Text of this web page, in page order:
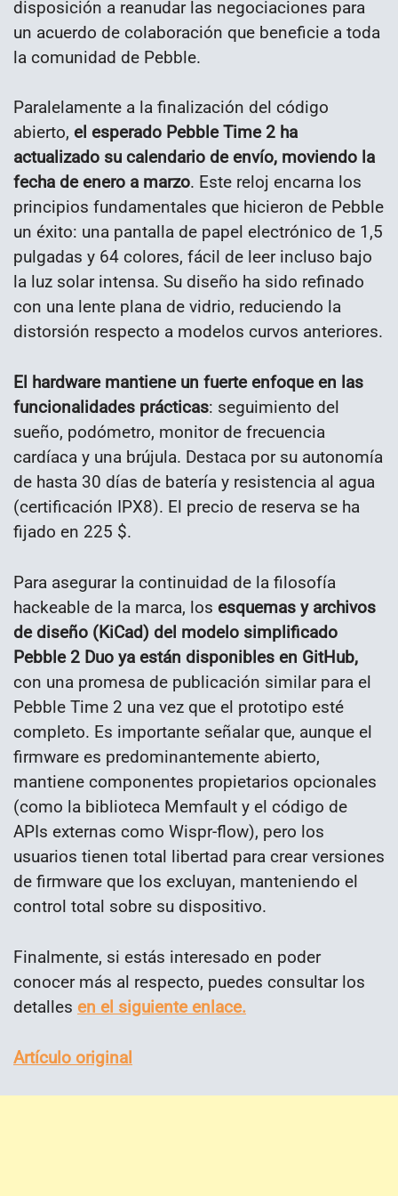
disposición a reanudar las negociaciones para
un acuerdo de colaboración que beneficie a toda
la comunidad de Pebble.
Paralelamente a la finalización del código
abierto, el esperado Pebble Time 2 ha
actualizado su calendario de envío, moviendo la
fecha de enero a marzo. Este reloj encarna los
principios fundamentales que hicieron de Pebble
un éxito: una pantalla de papel electrónico de 1,5
pulgadas y 64 colores, fácil de leer incluso bajo
la luz solar intensa. Su diseño ha sido refinado
con una lente plana de vidrio, reduciendo la
distorsión respecto a modelos curvos anteriores.
El hardware mantiene un fuerte enfoque en las
funcionalidades prácticas: seguimiento del
sueño, podómetro, monitor de frecuencia
cardíaca y una brújula. Destaca por su autonomía
de hasta 30 días de batería y resistencia al agua
(certificación IPX8). El precio de reserva se ha
fijado en 225 $.
Para asegurar la continuidad de la filosofía
hackeable de la marca, los esquemas y archivos
de diseño (KiCad) del modelo simplificado
Pebble 2 Duo ya están disponibles en GitHub,
con una promesa de publicación similar para el
Pebble Time 2 una vez que el prototipo esté
completo. Es importante señalar que, aunque el
firmware es predominantemente abierto,
mantiene componentes propietarios opcionales
(como la biblioteca Memfault y el código de
APIs externas como Wispr-flow), pero los
usuarios tienen total libertad para crear versiones
de firmware que los excluyan, manteniendo el
control total sobre su dispositivo.
Finalmente, si estás interesado en poder
conocer más al respecto, puedes consultar los
detalles en el siguiente enlace.
Artículo original